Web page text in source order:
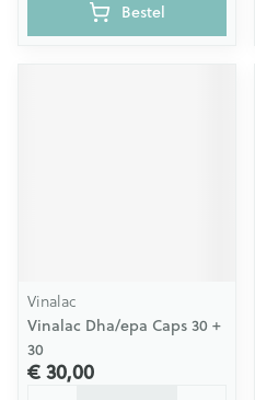
Bestel
Vinalac
Vinalac Dha/epa Caps 30 +
30
€ 30,00